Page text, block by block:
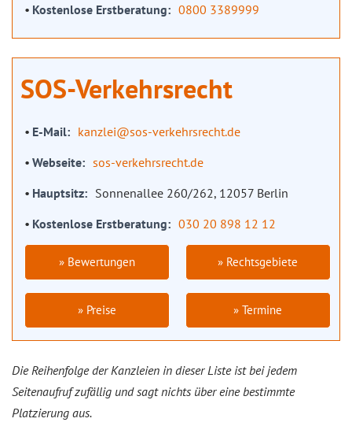
Kostenlose Erstberatung
0800 3389999
SOS-Verkehrsrecht
E-Mail
kanzlei@sos-verkehrsrecht.de
Webseite
sos-verkehrsrecht.de
Hauptsitz
Sonnenallee 260/262, 12057 Berlin
Kostenlose Erstberatung
030 20 898 12 12
» Bewertungen » Rechtsgebiete
» Preise » Termine
Die Reihenfolge der Kanzleien in dieser Liste ist bei jedem
Seitenaufruf zufällig und sagt nichts über eine bestimmte
Platzierung aus.